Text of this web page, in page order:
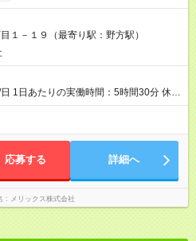
１－１９（最寄り駅：野方駅）
1日あたりの実働時間：5時間30分 休
かり確保できます。 ◆長期で働きたい
応募する 詳細へ
メリックス株式会社